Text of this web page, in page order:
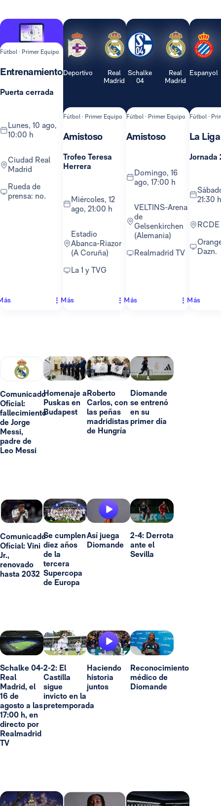
Fútbol · Primer Equipo
Entrenamiento
Puerta cerrada
lunes, 10 ago,
10:00 h
Ciudad Real
Madrid
Rueda de
prensa: no.
Deportivo
Real
Madrid
Fútbol · Primer Equipo
Amistoso
Trofeo Teresa
Herrera
miércoles, 12
ago, 21:00 h
Estadio
Abanca-Riazor
(A Coruña)
La 1 y TVG
Más
Schalke
04
Real
Madrid
Fútbol · Primer Equipo
Amistoso
domingo, 16
ago, 17:00 h
VELTINS-Arena
de
Gelsenkirchen
(Alemania)
Realmadrid TV
Más
Espanyol
Fútbol ·
La Liga
Jornada
sábado, 22 ago,
21:30 h
Orange TV y
Dazn.
Más
Comunicado
Oficial:
fallecimiento
de Jorge
Messi,
padre de
Leo Messi
Homenaje a
Puskas en
Budapest
Roberto
Carlos, con
las peñas
madridistas
de Hungría
Diomande
se entrenó
en su
primer día
Comunicado
Oficial: Vini
Jr.,
renovado
hasta 2032
Se cumplen
diez años
de la
tercera
Supercopa
de Europa
Así juega
Diomande
2-4: Derrota
ante el
Sevilla
Schalke 04-
Real
Madrid, el
16 de
agosto a las
17:00 h, en
directo por
Realmadrid
TV
2-2: El
Castilla
sigue
invicto en la
pretemporada
Haciendo
historia
juntos
Reconocimiento
médico de
Diomande